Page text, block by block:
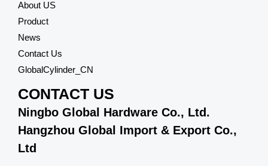
About US
Product
News
Contact Us
GlobalCylinder_CN
CONTACT US
Ningbo Global Hardware Co., Ltd.
Hangzhou Global Import & Export Co.,
Ltd